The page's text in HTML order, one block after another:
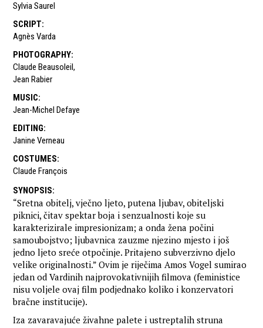
Sylvia Saurel
SCRIPT:
Agnès Varda
PHOTOGRAPHY:
Claude Beausoleil,
Jean Rabier
MUSIC:
Jean-Michel Defaye
EDITING:
Janine Verneau
COSTUMES:
Claude François
SYNOPSIS:
“Sretna obitelj, vječno ljeto, putena ljubav, obiteljski
piknici, čitav spektar boja i senzualnosti koje su
karakterizirale impresionizam; a onda žena počini
samoubojstvo; ljubavnica zauzme njezino mjesto i još
jedno ljeto sreće otpočinje. Pritajeno subverzivno djelo
velike originalnosti.” Ovim je riječima Amos Vogel sumirao
jedan od Vardinih najprovokativnijih filmova (feministice
nisu voljele ovaj film podjednako koliko i konzervatori
bračne institucije).
Iza zavaravajuće živahne palete i ustreptalih struna